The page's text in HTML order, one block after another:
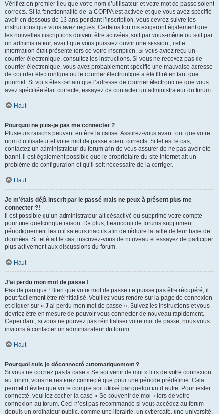
Vérifiez en premier lieu que votre nom d’utilisateur et votre mot de passe soient
corrects. Si la fonctionnalité de la COPPA est activée et que vous avez spécifié
avoir en dessous de 13 ans pendant l’inscription, vous devrez suivre les
instructions que vous avez reçues. Certains forums exigeront également que
les nouvelles inscriptions doivent être activées, soit par vous-même ou soit par
un administrateur, avant que vous puissiez ouvrir une session ; cette
information était présente lors de votre inscription. Si vous aviez reçu un
courrier électronique, consultez les instructions. Si vous ne recevez pas de
courrier électronique, vous avez probablement spécifié une mauvaise adresse
de courrier électronique ou le courrier électronique a été filtré en tant que
pourriel. Si vous êtes certain que l’adresse de courrier électronique que vous
avez spécifiée était correcte, essayez de contacter un administrateur du forum.
Haut
Pourquoi ne puis-je pas me connecter ?
Plusieurs raisons peuvent en être la cause. Assurez-vous avant tout que votre
nom d’utilisateur et votre mot de passe soient corrects. Si tel est le cas,
contactez un administrateur du forum afin de vous assurer de ne pas avoir été
banni. Il est également possible que le propriétaire du site internet ait un
problème de configuration et qu’il soit nécessaire de la corriger.
Haut
Je m’étais déjà inscrit par le passé mais ne peux à présent plus me
connecter ?!
Il est possible qu’un administrateur ait désactivé ou supprimé votre compte
pour une quelconque raison. De plus, beaucoup de forums suppriment
périodiquement les utilisateurs inactifs afin de réduire la taille de leur base de
données. Si tel était le cas, inscrivez-vous de nouveau et essayez de participer
plus activement aux discussions du forum.
Haut
J’ai perdu mon mot de passe !
Pas de panique ! Bien que votre mot de passe ne puisse pas être récupéré, il
peut facilement être réinitialisé. Veuillez vous rendre sur la page de connexion
et cliquer sur « J’ai perdu mon mot de passe ». Suivez les instructions et vous
devriez être en mesure de pouvoir vous connecter de nouveau rapidement.
Cependant, si vous ne pouvez pas réinitialiser votre mot de passe, nous vous
invitons à contacter un administrateur du forum.
Haut
Pourquoi suis-je déconnecté automatiquement ?
Si vous ne cochez pas la case « Se souvenir de moi » lors de votre connexion
au forum, vous ne resterez connecté que pour une période prédéfinie. Cela
permet d’éviter que votre compte soit utilisé par quelqu’un d’autre. Pour rester
connecté, veuillez cocher la case « Se souvenir de moi » lors de votre
connexion au forum. Ceci n’est pas recommandé si vous accédez au forum
depuis un ordinateur public, comme une librairie, un cybercafé, une université,